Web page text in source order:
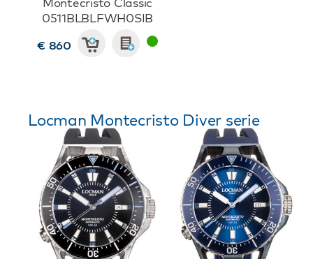
0511BLBLFWH0SIB
€ 860
Locman Montecristo Diver serie